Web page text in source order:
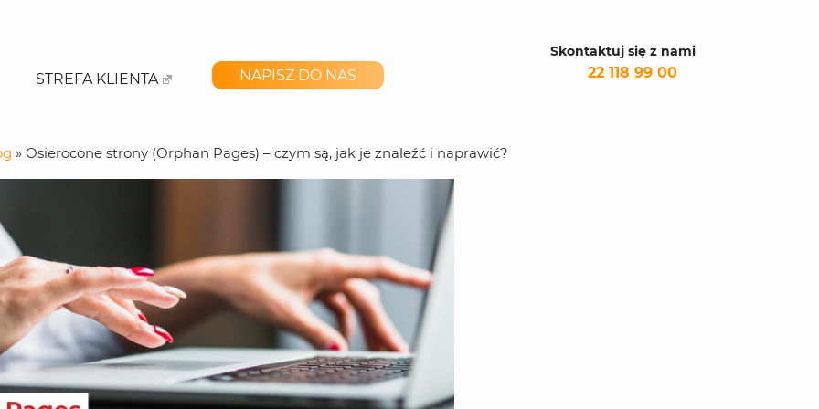
STREFA KLIENTA NAPISZ DO NAS
Skontaktuj się z nami
22 118 99 00
» Osierocone strony (Orphan Pages) – czym są, jak je znaleźć i naprawić?